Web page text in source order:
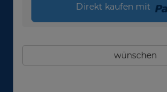
Direkt kaufen mit
wünschen